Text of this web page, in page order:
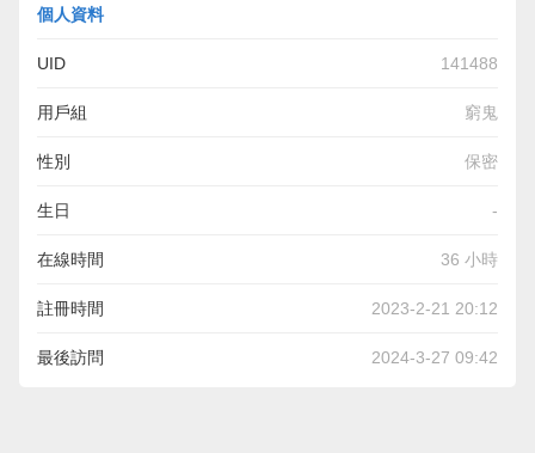
個人資料
UID 141488
用戶組 窮鬼
性別 保密
生日 -
在線時間 36 小時
註冊時間 2023-2-21 20:12
最後訪問 2024-3-27 09:42